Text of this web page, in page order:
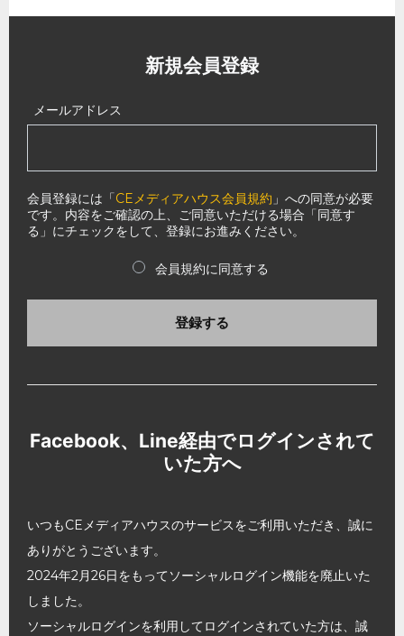
新規会員登録
メールアドレス
会員登録には「CEメディアハウス会員規約 」への同意が必要
です。内容をご確認の上、ご同意いただける場合「同意す
る」にチェックをして、登録にお進みください。
会員規約に同意する
登録する
Facebook、Line経由でログインされて
いた方へ
いつもCEメディアハウスのサービスをご利用いただき、誠に
ありがとうございます。
2024年2月26日をもってソーシャルログイン機能を廃止いた
しました。
ソーシャルログインを利用してログインされていた方は、誠